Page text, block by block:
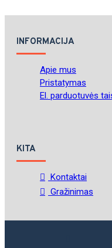
INFORMACIJA
Apie mus
Pristatymas
El. parduotuvės
KITA
Kontaktai
Gražinimas